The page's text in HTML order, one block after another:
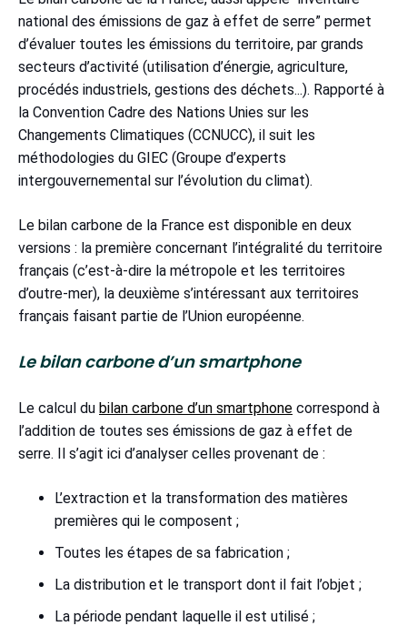
national des émissions de gaz à effet de serre” permet
d’évaluer toutes les émissions du territoire, par grands
secteurs d’activité (utilisation d’énergie, agriculture,
procédés industriels, gestions des déchets...). Rapporté à
la Convention Cadre des Nations Unies sur les
Changements Climatiques (CCNUCC), il suit les
méthodologies du GIEC (Groupe d’experts
intergouvernemental sur l’évolution du climat).
Le bilan carbone de la France est disponible en deux
versions : la première concernant l’intégralité du territoire
français (c’est-à-dire la métropole et les territoires
d’outre-mer), la deuxième s’intéressant aux territoires
français faisant partie de l’Union européenne.
Le bilan carbone d’un smartphone
Le calcul du bilan carbone d’un smartphone correspond à
l’addition de toutes ses émissions de gaz à effet de
serre. Il s’agit ici d’analyser celles provenant de :
L’extraction et la transformation des matières
premières qui le composent ;
Toutes les étapes de sa fabrication ;
La distribution et le transport dont il fait l’objet ;
La période pendant laquelle il est utilisé ;